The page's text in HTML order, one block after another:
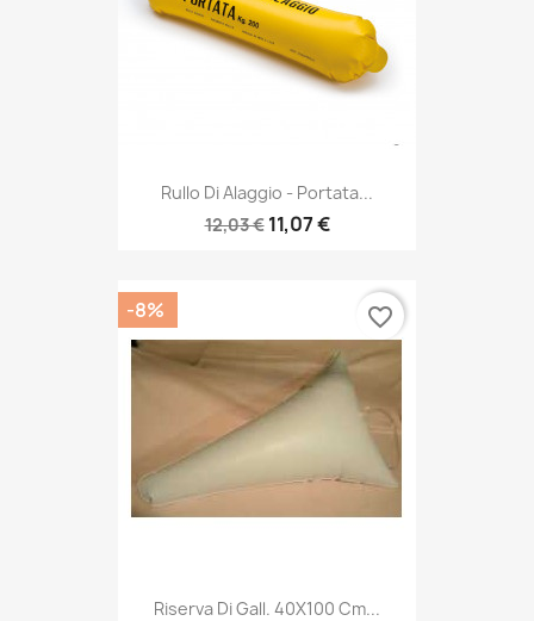
Rullo Di Alaggio - Portata...
12,03 € 11,07 €
Riserva Di Gall. 40X100 Cm...
-8% favorite_border